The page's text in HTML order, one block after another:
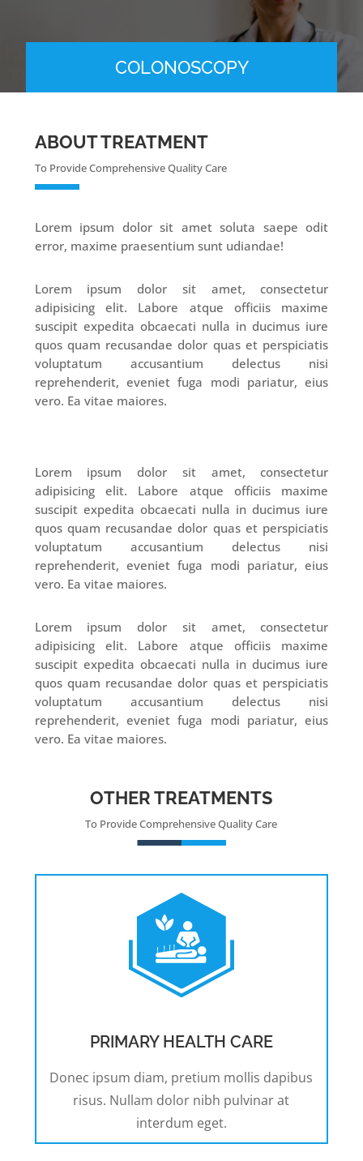
COLONOSCOPY
ABOUT TREATMENT
To Provide Comprehensive Quality Care
Lorem ipsum dolor sit amet soluta saepe odit
error, maxime praesentium sunt udiandae!
Lorem ipsum dolor sit amet, consectetur
adipisicing elit. Labore atque officiis maxime
suscipit expedita obcaecati nulla in ducimus iure
quos quam recusandae dolor quas et perspiciatis
voluptatum accusantium delectus nisi
reprehenderit, eveniet fuga modi pariatur, eius
vero. Ea vitae maiores.
Lorem ipsum dolor sit amet, consectetur
adipisicing elit. Labore atque officiis maxime
suscipit expedita obcaecati nulla in ducimus iure
quos quam recusandae dolor quas et perspiciatis
voluptatum accusantium delectus nisi
reprehenderit, eveniet fuga modi pariatur, eius
vero. Ea vitae maiores.
Lorem ipsum dolor sit amet, consectetur
adipisicing elit. Labore atque officiis maxime
suscipit expedita obcaecati nulla in ducimus iure
quos quam recusandae dolor quas et perspiciatis
voluptatum accusantium delectus nisi
reprehenderit, eveniet fuga modi pariatur, eius
vero. Ea vitae maiores.
OTHER TREATMENTS
To Provide Comprehensive Quality Care
PRIMARY HEALTH CARE
Donec ipsum diam, pretium mollis dapibus
risus. Nullam dolor nibh pulvinar at
interdum eget.